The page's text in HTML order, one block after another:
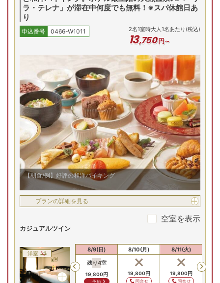
お客様からの定評ある朝食の和洋バイキングでは、仙台名物
の焼き立て牛タンや牛タンカレーもご用意！ライブキッチン
ではふわふわオムレツも！朝からお好きなものをご自由にど
うぞ。
先割 先割 先割 先割
ラ・テレナ」が滞在中何度でも無料！※スパ休館日あ
り
申込番号 0466-W1011 2名1室時大人1名あたり(税込)
13,750円～
【朝食/例】好評の和洋バイキング
プランの詳細を見る
空室を表示
カジュアルツイン
洋室
Previous
8/8(土)
8/9(日)
残り4室
19,800円
予約
8/10(月)
19,800円
問合せ
8/11(火)
19,800円
問合せ